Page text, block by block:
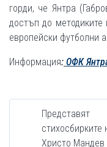
горди, че Янтра
достъп до
европейски футболни
Информация: OФК
Представят
стихосбирките
Христо Мандев